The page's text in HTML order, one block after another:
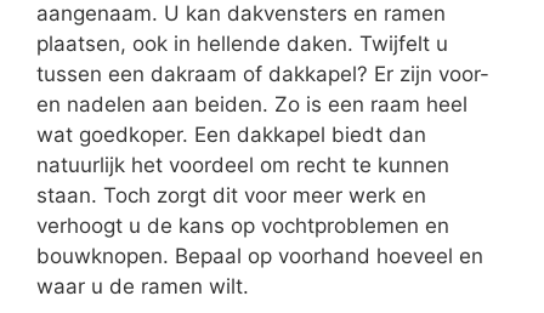
aangenaam. U kan dakvensters en ramen
plaatsen, ook in hellende daken. Twijfelt u
tussen een dakraam of dakkapel? Er zijn voor-
en nadelen aan beiden. Zo is een raam heel
wat goedkoper. Een dakkapel biedt dan
natuurlijk het voordeel om recht te kunnen
staan. Toch zorgt dit voor meer werk en
verhoogt u de kans op vochtproblemen en
bouwknopen. Bepaal op voorhand hoeveel en
waar u de ramen wilt.